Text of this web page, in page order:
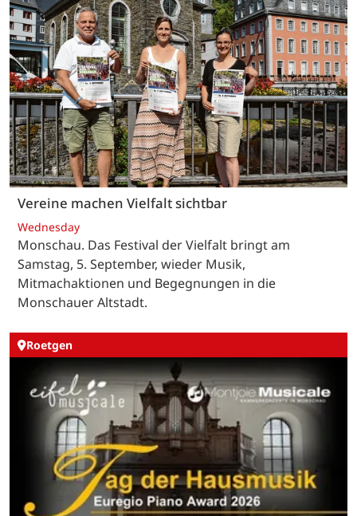
Vereine machen Vielfalt sichtbar
Wednesday
Monschau. Das Festival der Vielfalt bringt am
Samstag, 5. September, wieder Musik,
Mitmachaktionen und Begegnungen in die
Monschauer Altstadt.
Roetgen